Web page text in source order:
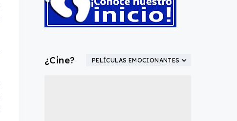
PELÍCULAS EMOCIONANTES
¿Cine?